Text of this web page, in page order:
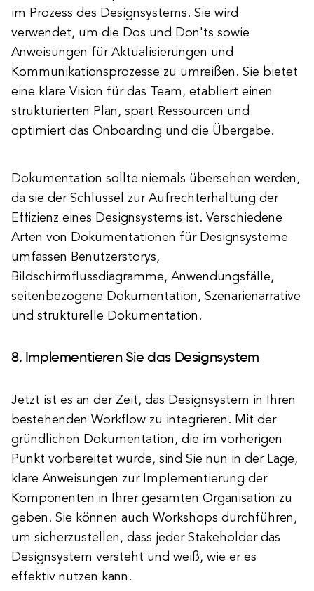
im Prozess des Designsystems. Sie wird
verwendet, um die Dos und Don'ts sowie
Anweisungen für Aktualisierungen und
Kommunikationsprozesse zu umreißen. Sie bietet
eine klare Vision für das Team, etabliert einen
strukturierten Plan, spart Ressourcen und
optimiert das Onboarding und die Übergabe.
Dokumentation sollte niemals übersehen werden,
da sie der Schlüssel zur Aufrechterhaltung der
Effizienz eines Designsystems ist. Verschiedene
Arten von Dokumentationen für Designsysteme
umfassen Benutzerstorys,
Bildschirmflussdiagramme, Anwendungsfälle,
seitenbezogene Dokumentation, Szenarienarrative
und strukturelle Dokumentation.
8. Implementieren Sie das Designsystem
Jetzt ist es an der Zeit, das Designsystem in Ihren
bestehenden Workflow zu integrieren. Mit der
gründlichen Dokumentation, die im vorherigen
Punkt vorbereitet wurde, sind Sie nun in der Lage,
klare Anweisungen zur Implementierung der
Komponenten in Ihrer gesamten Organisation zu
geben. Sie können auch Workshops durchführen,
um sicherzustellen, dass jeder Stakeholder das
Designsystem versteht und weiß, wie er es
effektiv nutzen kann.